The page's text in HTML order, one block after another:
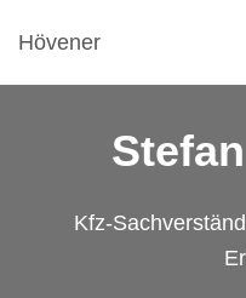
Hövener
Kfz-